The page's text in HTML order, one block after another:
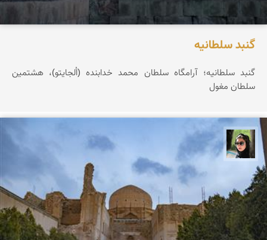
گنبد سلطانیه
گنبد سلطانیه؛ آرامگاه سلطان محمد خدابنده (اُلجایتو)، هشتمین
سلطان مغول
سپیده اصلان